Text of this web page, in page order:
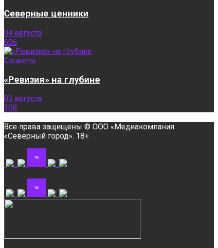
Северные ценники
04 августа
606
Сюжеты
«Ревизия» на глубине
03 августа
308
Все права защищены © ООО «Медиакомпания
«Северный город». 18+